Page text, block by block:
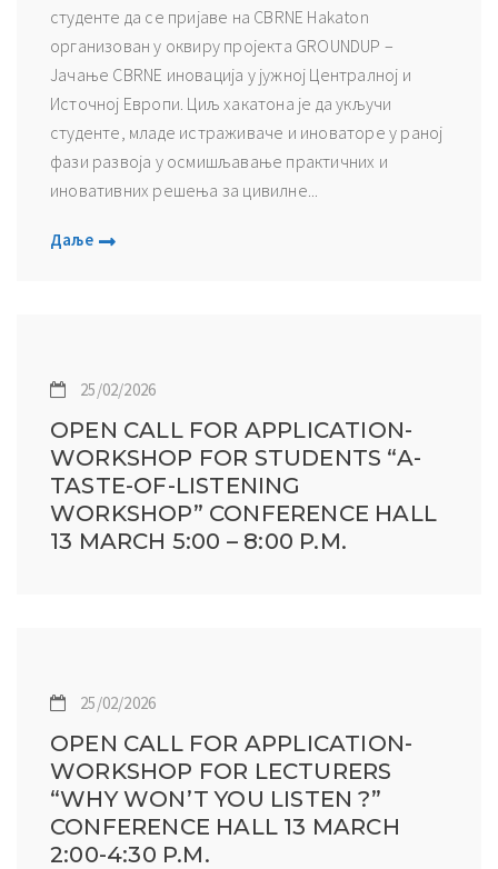
студенте да се пријаве на CBRNE Hakaton
организован у оквиру пројекта GROUNDUP –
Јачање CBRNE иновација у јужној Централној и
Источној Европи. Циљ хакатона је да укључи
студенте, младе истраживаче и иноваторе у раној
фази развоја у осмишљавање практичних и
иновативних решења за цивилне...
Даље
25/02/2026
OPEN CALL FOR APPLICATION-
WORKSHOP FОR STUDENTS “A-
TASTE-OF-LISTENING
WORKSHOP” CONFERENCE HALL
13 MARCH 5:00 – 8:00 P.M.
25/02/2026
OPEN CALL FOR APPLICATION-
WORKSHOP FОR LECTURERS
“WHY WON’T YOU LISTEN ?”
CONFERENCE HALL 13 MARCH
2:00-4:30 P.M.